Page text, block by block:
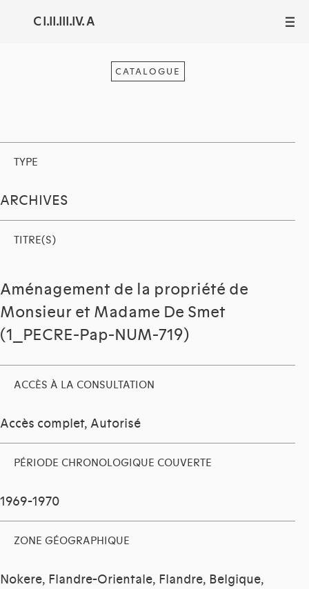
C I.II.III.IV. A III
CATALOGUE
TYPE
ARCHIVES
TITRE(S)
Aménagement de la propriété de
Monsieur et Madame De Smet
(1_PECRE-Pap-NUM-719)
ACCÈS À LA CONSULTATION
Accès complet, Autorisé
PÉRIODE CHRONOLOGIQUE COUVERTE
1969-1970
ZONE GÉOGRAPHIQUE
Nokere, Flandre-Orientale, Flandre, Belgique,